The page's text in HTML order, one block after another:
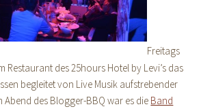
Freitags
Restaurant des 25hours Hotel by Levi’s das
begleitet von Live Musik aufstrebender
Abend des Blogger-BBQ war es die Band